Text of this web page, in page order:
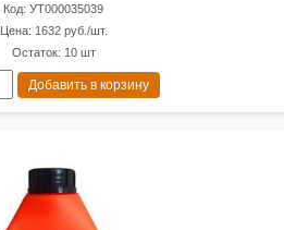
Код: УТ000035039
Цена: 1632 руб./шт.
Остаток: 10 шт
Добавить в корзину